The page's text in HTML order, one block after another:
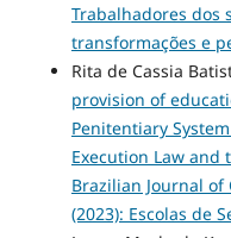
Trabalhadores dos
transformações e
Rita de Cassia
provision of
Penitentiary
Execution Law
Brazilian Journal of
(2023): Escolas de